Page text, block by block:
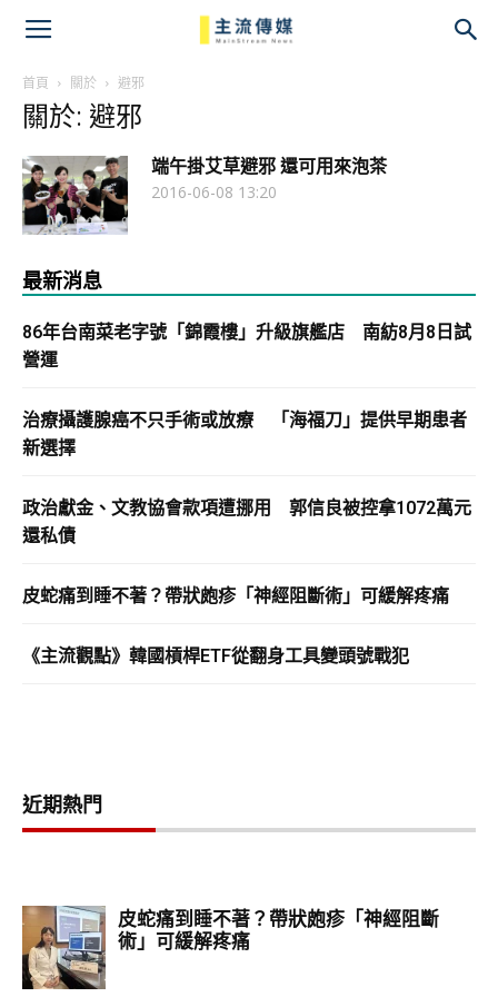
首頁 關於 避邪
關於: 避邪
端午掛艾草避邪 還可用來泡茶
2016-06-08 13:20
最新消息
86年台南菜老字號「錦霞樓」升級旗艦店 南紡8月8日試
營運
治療攝護腺癌不只手術或放療 「海福刀」提供早期患者
新選擇
政治獻金、文教協會款項遭挪用 郭信良被控拿1072萬元
還私債
皮蛇痛到睡不著？帶狀皰疹「神經阻斷術」可緩解疼痛
《主流觀點》韓國槓桿ETF從翻身工具變頭號戰犯
近期熱門